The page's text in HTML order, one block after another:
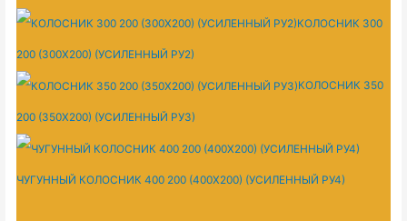
КОЛОСНИК 300
200 (300Х200) (УСИЛЕННЫЙ РУ2)
КОЛОСНИК 350
200 (350Х200) (УСИЛЕННЫЙ РУ3)
ЧУГУННЫЙ КОЛОСНИК 400 200 (400Х200) (УСИЛЕННЫЙ РУ4)